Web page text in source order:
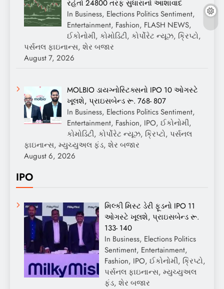
રહેતો 24800 તરફ સુધારાનો આશાવાદ
In Business, Elections Politics Sentiment,
Entertainment, Fashion, FLASH NEWS,
ઈકોનોમી, કોમોડિટી, કોર્પોરેટ ન્યૂઝ, ક્રિપ્ટો,
પર્સનલ ફાઇનાન્સ, શેર બજાર
August 7, 2026
MOLBIO ડાયગ્નોસ્ટિક્સનો IPO 10 ઓગસ્ટે
ખૂલશે, પ્રાઇસબેન્ડ રૂ. 768- 807
In Business, Elections Politics Sentiment,
Entertainment, Fashion, IPO, ઈકોનોમી,
કોમોડિટી, કોર્પોરેટ ન્યૂઝ, ક્રિપ્ટો, પર્સનલ
ફાઇનાન્સ, મ્યુચ્યુઅલ ફંડ, શેર બજાર
August 6, 2026
IPO
મિલ્કી મિસ્ટ ડેરી ફૂડનો IPO 11
ઓગસ્ટે ખૂલશે, પ્રાઇસબેન્ડ રૂ.
133- 140
In Business, Elections Politics
Sentiment, Entertainment,
Fashion, IPO, ઈકોનોમી, ક્રિપ્ટો,
પર્સનલ ફાઇનાન્સ, મ્યુચ્યુઅલ
ફંડ, શેર બજાર